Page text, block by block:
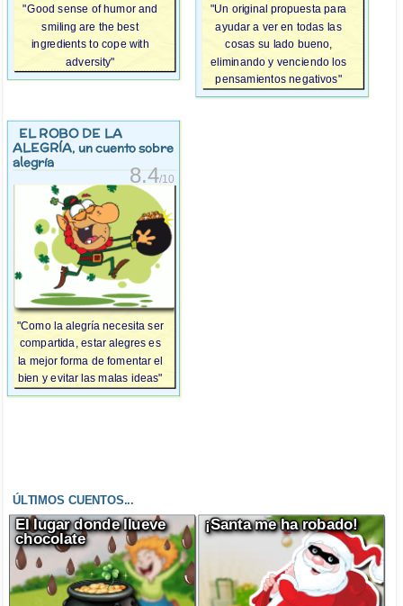
"Good sense of humor and
smiling are the best
ingredients to cope with
adversity"
"Un original propuesta para
ayudar a ver en todas las
cosas su lado bueno,
eliminando y venciendo los
pensamientos negativos"
EL ROBO DE LA
ALEGRÍA, un cuento sobre
alegría
8.4/10
"Como la alegría necesita ser
compartida, estar alegres es
la mejor forma de fomentar el
bien y evitar las malas ideas"
ÚLTIMOS CUENTOS...
El lugar donde llueve
chocolate
¡Santa me ha robado!